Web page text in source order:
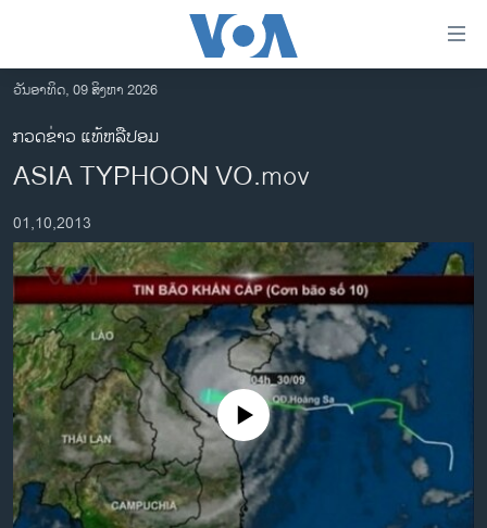
ເຂົ້າ
ຫາ
ຂ້າມ
ຂ້າມ
ໄປ
ຫາ
ຊອກ
ຄົ້ນ
ອາເມຣິກາ
ການເລືອກຕັ້ງ ປະທານາທີບໍດີ ສະຫະລັດ 2024
ຂ່າວ​ຈີນ
ໂລກ
ເອເຊຍ
ອິດສະຫຼະພາບດ້ານການຂ່າວ
ຊີວິດຊາວລາວ
ຊຸມຊົນຊາວລາວ
ວິທະຍາສາດ-ເທັກໂນໂລຈີ
ວັນອາທິດ, 09 ສິງຫາ 2026
ກວດຂ່າວ ແທ້ຫລືປອມ
ASIA TYPHOON VO.mov
01,10,2013
No media source currently available